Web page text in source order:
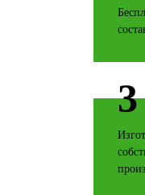
3